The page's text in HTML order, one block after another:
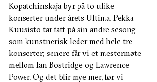
Kopatchinskaja byr på to ulike
konserter under årets Ultima. Pekka
Kuusisto tar fatt på sin andre sesong
som kunstnerisk leder med hele tre
konserter; senere får vi et mestermøte
mellom Ian Bostridge og Lawrence
Power. Og det blir mye mer, før vi